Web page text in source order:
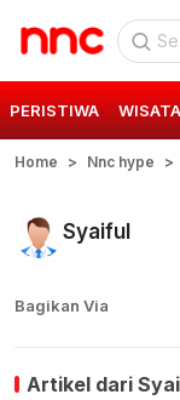
PERISTIWA WISATA
Home Nnc hype
Syaiful
Bagikan Via
Artikel dari